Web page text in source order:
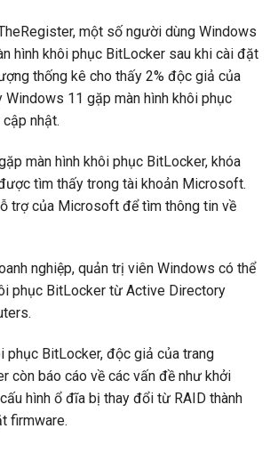
một số người dùng Windows
hình khôi phục BitLocker sau khi cài đặt
thống kê cho thấy 2% độc giả của
Windows 11 gặp màn hình khôi phục
nhật.
màn hình khôi phục BitLocker, khóa
tìm thấy trong tài khoản Microsoft.
trợ của Microsoft để tìm thông tin về
nghiệp, quản trị viên Windows có thể
phục BitLocker từ Active Directory
phục BitLocker, độc giả của trang
còn báo cáo về các vấn đề như khởi
hình ổ đĩa bị thay đổi từ RAID thành
firmware.